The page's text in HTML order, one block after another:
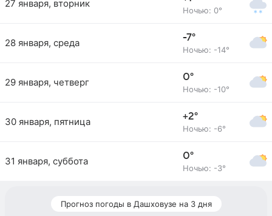
27 января, вторник
Ночью: 0°
28 января, среда -7°
Ночью: -14°
29 января, четверг 0°
Ночью: -10°
30 января, пятница +2°
Ночью: -6°
31 января, суббота 0°
Ночью: -3°
Прогноз погоды в Дашховузе на 3 дня